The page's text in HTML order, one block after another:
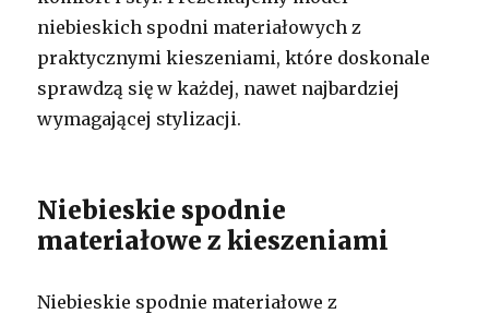
niebieskich spodni materiałowych z
praktycznymi kieszeniami, które doskonale
sprawdzą się w każdej, nawet najbardziej
wymagającej stylizacji.
Niebieskie spodnie
materiałowe z kieszeniami
Niebieskie spodnie materiałowe z